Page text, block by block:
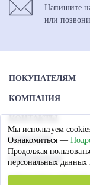
Напишите
или
ПОКУПАТЕЛЯМ
Акции
Доставка
Оплата
КОМПАНИЯ
Магазины
г. Омск.
Ул. 26-я Северная -
лит А
СОЦСЕТИ
ПАРТНЕРАМ
Мы используем
Ознакомиться —
Продолжая
персональных данных